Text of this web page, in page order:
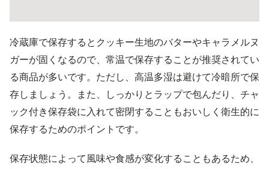
冷蔵庫で保存するとクッキー生地のバターやキャラメルヌ
ガーが固くなるので、常温で保存することが推奨されてい
る商品が多いです。ただし、高温多湿は避けて冷暗所で保
存しましょう。また、しっかりとラップで包んだり、チャ
ック付き保存袋に入れて密閉することもおいしく衛生的に
保存するためのポイントです。
保存状態によって風味や食感が変化することもあるため、